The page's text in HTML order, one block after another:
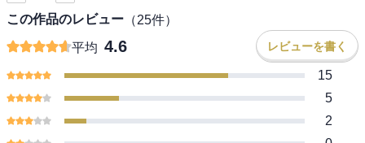
この作品のレビュー （25件）
平均 4.6 レビューを書く
15
5
2